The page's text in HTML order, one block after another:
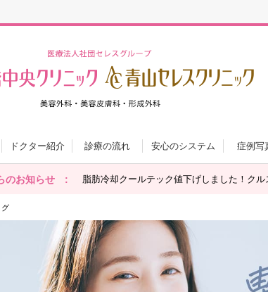
ドクター紹介 診療の流れ 安心のシステム 症例写
のお知らせ : 脂肪冷却クールテック値下げしました！クル
グ